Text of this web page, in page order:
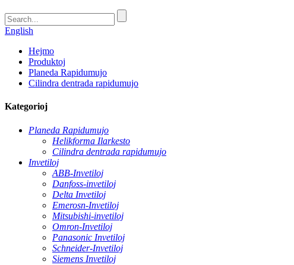
English
Hejmo
Produktoj
Planeda Rapidumujo
Cilindra dentrada rapidumujo
Kategorioj
Planeda Rapidumujo
Helikforma Ilarkesto
Cilindra dentrada rapidumujo
Invetiloj
ABB-Invetiloj
Danfoss-invetiloj
Delta Invetiloj
Emerosn-Invetiloj
Mitsubishi-invetiloj
Omron-Invetiloj
Panasonic Invetiloj
Schneider-Invetiloj
Siemens Invetiloj